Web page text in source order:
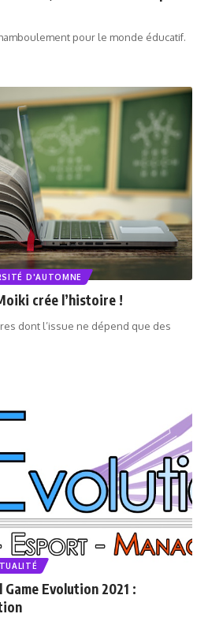
pour le monde éducatif.
D'AUTOMNE
crée l’histoire !
dont l’issue ne dépend que des
Evolution 2021 :